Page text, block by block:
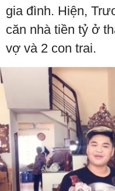
gia đình. Hiện,
căn nhà tiền tỷ ở
vợ và 2 con trai.